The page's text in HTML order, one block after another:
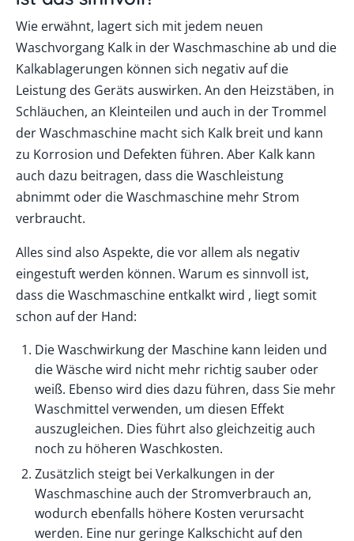
Wie erwähnt, lagert sich mit jedem neuen
Waschvorgang Kalk in der Waschmaschine ab und die
Kalkablagerungen können sich negativ auf die
Leistung des Geräts auswirken. An den Heizstäben, in
Schläuchen, an Kleinteilen und auch in der Trommel
der Waschmaschine macht sich Kalk breit und kann
zu Korrosion und Defekten führen. Aber Kalk kann
auch dazu beitragen, dass die Waschleistung
abnimmt oder die Waschmaschine mehr Strom
verbraucht.
Alles sind also Aspekte, die vor allem als negativ
eingestuft werden können. Warum es sinnvoll ist,
dass die Waschmaschine entkalkt wird , liegt somit
schon auf der Hand:
Die Waschwirkung der Maschine kann leiden und
die Wäsche wird nicht mehr richtig sauber oder
weiß. Ebenso wird dies dazu führen, dass Sie mehr
Waschmittel verwenden, um diesen Effekt
auszugleichen. Dies führt also gleichzeitig auch
noch zu höheren Waschkosten.
Zusätzlich steigt bei Verkalkungen in der
Waschmaschine auch der Stromverbrauch an,
wodurch ebenfalls höhere Kosten verursacht
werden. Eine nur geringe Kalkschicht auf den